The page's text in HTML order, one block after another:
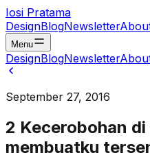
Iosi Pratama
DesignBlogNewsletter
Menu
DesignBlogNewsletter
September 27, 2016
2 Kecerobohan
membuatku